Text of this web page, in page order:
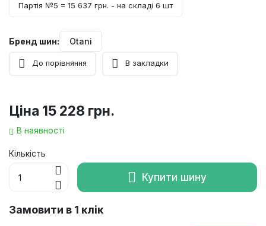
Партія №5 = 15 637 грн. - на складі 6 шт
Бренд шин: Otani
До порівняння В закладки
Ціна 15 228 грн.
В наявності
Кількість
Купити шину
Замовити в 1 клік